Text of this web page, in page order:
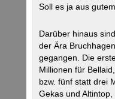
Soll es ja aus
Darüber hinaus
der Ära
gegangen. Die
Millionen für
bzw. fünf statt drei
Gekas und